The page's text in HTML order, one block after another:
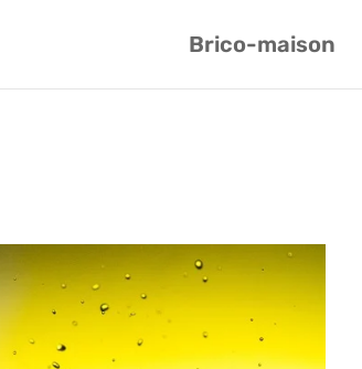
Brico-maison